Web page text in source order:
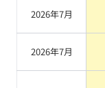
2026年7月
2026年7月